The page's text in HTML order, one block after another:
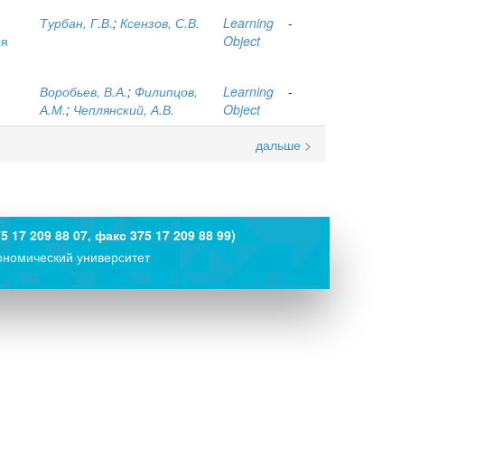
Турбан, Г.В.;Ксензов, С.В.
Learning
Object
-
Воробьев, В.А.;Филипцов,
А.М.; Чеплянский, А.В.
Learning
Object
-
дальше >
17 209 88 07, факс 375 17 209 88 99)
университет